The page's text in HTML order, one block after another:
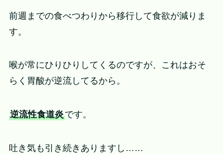
前週までの食べつわりから移行して食欲が減りま
す。
喉が常にひりひりしてくるのですが、これはおそ
らく胃酸が逆流してるから。
逆流性食道炎です。
吐き気も引き続きありますし……